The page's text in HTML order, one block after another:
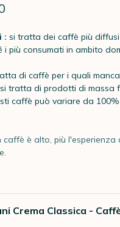
: si tratta dei caffè più
i più consumati in ambito
di caffè per i quali
tratta di prodotti di massa
caffè può variare da
caffè è alto, più
Crema Classica -